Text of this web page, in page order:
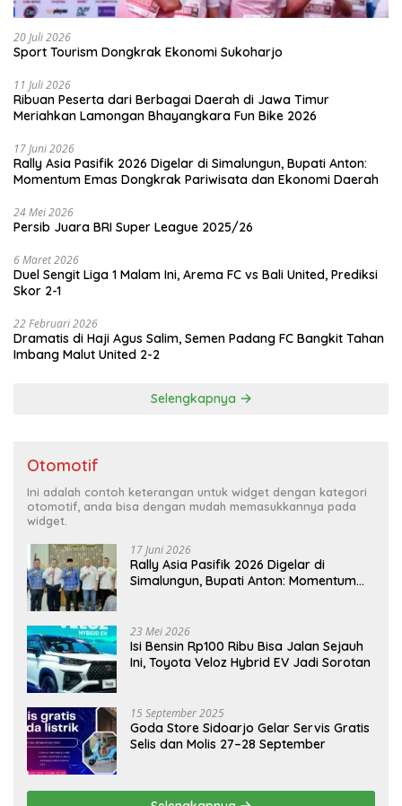
20 Juli 2026
Sport Tourism Dongkrak Ekonomi Sukoharjo
11 Juli 2026
Ribuan Peserta dari Berbagai Daerah di Jawa Timur
Meriahkan Lamongan Bhayangkara Fun Bike 2026
17 Juni 2026
Rally Asia Pasifik 2026 Digelar di Simalungun, Bupati Anton:
Momentum Emas Dongkrak Pariwisata dan Ekonomi Daerah
24 Mei 2026
Persib Juara BRI Super League 2025/26
6 Maret 2026
Duel Sengit Liga 1 Malam Ini, Arema FC vs Bali United, Prediksi
Skor 2-1
22 Februari 2026
Dramatis di Haji Agus Salim, Semen Padang FC Bangkit Tahan
Imbang Malut United 2-2
Selengkapnya
Otomotif
Ini adalah contoh keterangan untuk widget dengan kategori
otomotif, anda bisa dengan mudah memasukkannya pada
widget.
17 Juni 2026
Rally Asia Pasifik 2026 Digelar di
Simalungun, Bupati Anton: Momentum
23 Mei 2026
Isi Bensin Rp100 Ribu Bisa Jalan Sejauh
Ini, Toyota Veloz Hybrid EV Jadi Sorotan
15 September 2025
Goda Store Sidoarjo Gelar Servis Gratis
Selis dan Molis 27–28 September